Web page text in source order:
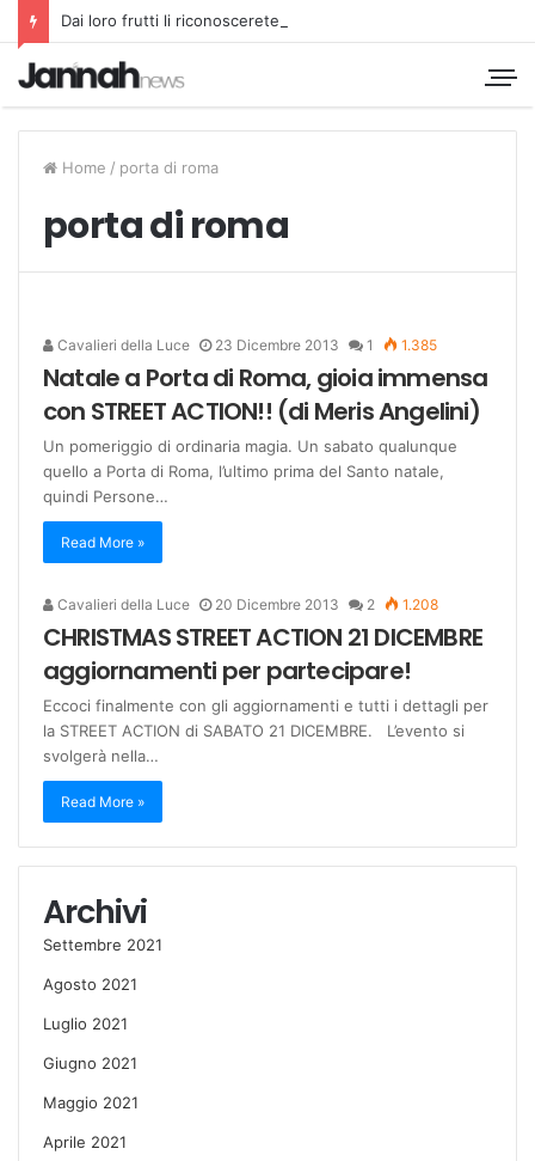
Dai loro frutti li riconoscerete
Home / porta di roma
porta di roma
Cavalieri della Luce 23 Dicembre 2013 1 1.385
Natale a Porta di Roma, gioia immensa
con STREET ACTION!! (di Meris Angelini)
Un pomeriggio di ordinaria magia. Un sabato qualunque
quello a Porta di Roma, l’ultimo prima del Santo natale,
quindi Persone…
Read More »
Cavalieri della Luce 20 Dicembre 2013 2 1.208
CHRISTMAS STREET ACTION 21 DICEMBRE
aggiornamenti per partecipare!
Eccoci finalmente con gli aggiornamenti e tutti i dettagli per
la STREET ACTION di SABATO 21 DICEMBRE. L’evento si
svolgerà nella…
Read More »
Archivi
Settembre 2021
Agosto 2021
Luglio 2021
Giugno 2021
Maggio 2021
Aprile 2021